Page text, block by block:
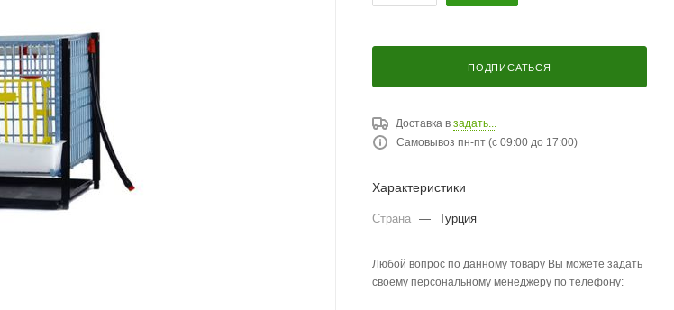
ПОДПИСАТЬСЯ
Доставка в задать...
Самовывоз пн-пт (с 09:00 до 17:00)
Характеристики
Страна — Турция
Любой вопрос по данному товару Вы можете задать
своему персональному менеджеру по телефону: